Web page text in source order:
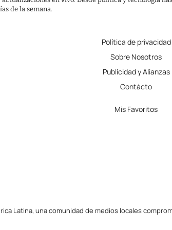
de la semana.
Política de privacidad
Sobre Nosotros
Publicidad y Alianzas
Contácto
Mis Favoritos
Latina, una comunidad de medios locales